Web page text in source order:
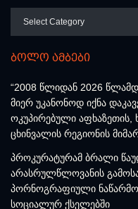
ბოლო ამბები
“2008 წლიდან 2026
მიერ უკანონოდ იქნა
ოკუპირებული
ცხინვალის რეგიონის
პროკურატურამ ბრალი
არასრულწლოვანის
პორნოგრაფიული
სოციალურ ქსელებში